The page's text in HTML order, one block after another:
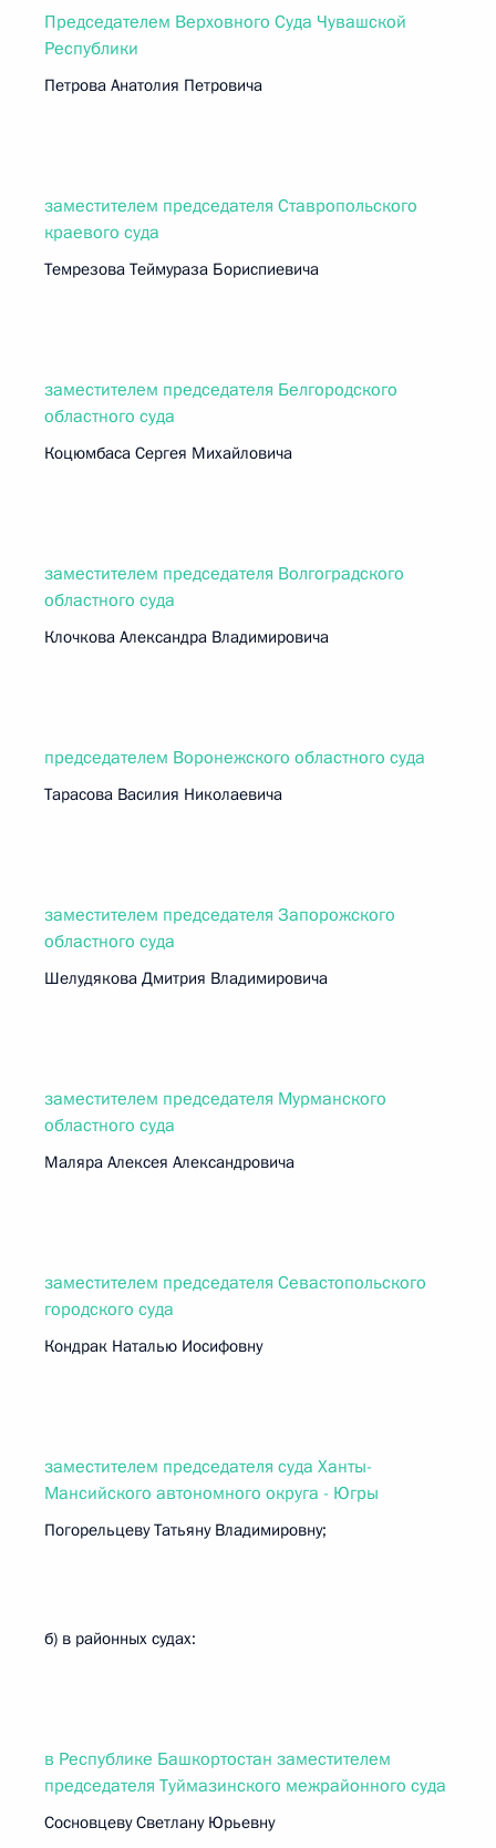
Председателем Верховного Суда Чувашской
Республики
Петрова Анатолия Петровича
заместителем председателя Ставропольского
краевого суда
Темрезова Теймураза Бориспиевича
заместителем председателя Белгородского
областного суда
Коцюмбаса Сергея Михайловича
заместителем председателя Волгоградского
областного суда
Клочкова Александра Владимировича
председателем Воронежского областного суда
Тарасова Василия Николаевича
заместителем председателя Запорожского
областного суда
Шелудякова Дмитрия Владимировича
заместителем председателя Мурманского
областного суда
Маляра Алексея Александровича
заместителем председателя Севастопольского
городского суда
Кондрак Наталью Иосифовну
заместителем председателя суда Ханты-
Мансийского автономного округа - Югры
Погорельцеву Татьяну Владимировну;
б) в районных судах:
в Республике Башкортостан заместителем
председателя Туймазинского межрайонного суда
Сосновцеву Светлану Юрьевну